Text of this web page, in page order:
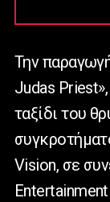
Την
Judas
ταξίδι του
Vision, σε